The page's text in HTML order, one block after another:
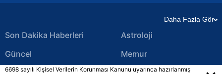
Daha Fazla Gör
Son Dakika Haberleri
Güncel
Astroloji
Memur
6698 sayılı Kişisel Verilerin Korunması Kanunu uyarınca hazırlanmış